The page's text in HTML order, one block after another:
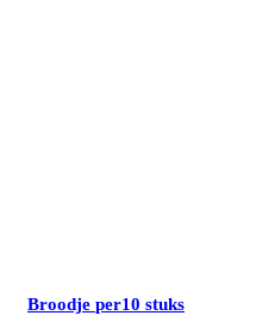
Broodje per10 stuks